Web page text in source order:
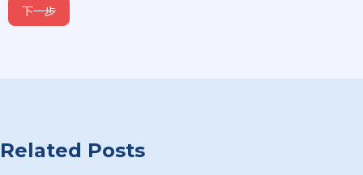
下一步
Related Posts